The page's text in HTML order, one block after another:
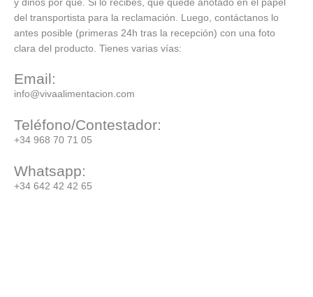
y dinos por qué. Si lo recibes, que quede anotado en el papel
del transportista para la reclamación. Luego, contáctanos lo
antes posible (primeras 24h tras la recepción) con una foto
clara del producto. Tienes varias vías:
Email:
info@vivaalimentacion.com
Teléfono/Contestador:
+34 968 70 71 05
Whatsapp:
+34 642 42 42 65